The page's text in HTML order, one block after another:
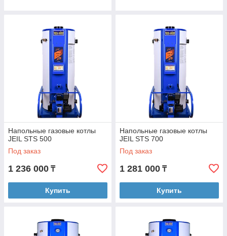
Напольные газовые котлы
JEIL STS 500
Под заказ
1 236 000 ₸
Купить
Напольные газовые котлы
JEIL STS 700
Под заказ
1 281 000 ₸
Купить